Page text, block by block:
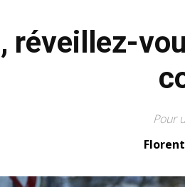
réveillez-
Pour